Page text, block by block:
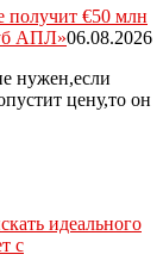
€50 млн
АПЛ»06.08.2026
нужен,если
цену,то он
идеального
с